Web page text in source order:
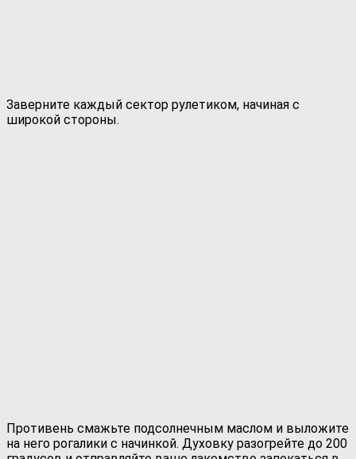
Заверните каждый сектор рулетиком, начиная с
широкой стороны.
Противень смажьте подсолнечным маслом и выложите
на него рогалики с начинкой. Духовку разогрейте до 200